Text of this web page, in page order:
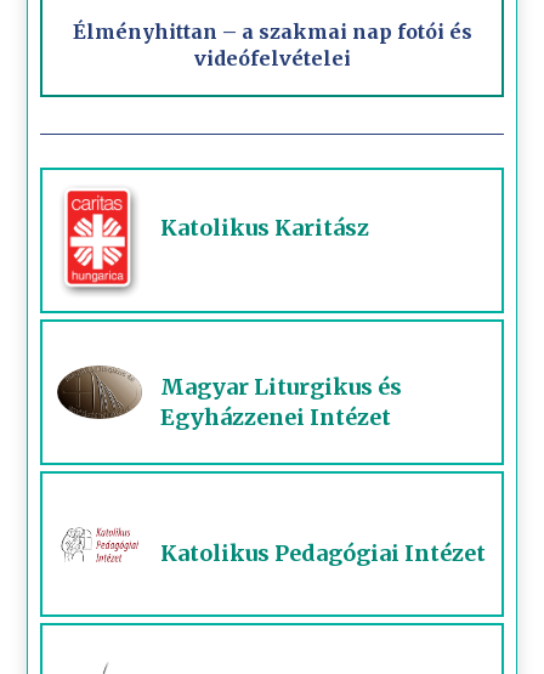
Élményhittan – a szakmai nap fotói és
videófelvételei
Katolikus Karitász
Magyar Liturgikus és
Egyházzenei Intézet
Katolikus Pedagógiai Intézet